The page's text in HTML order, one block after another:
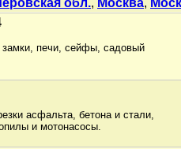
обл., Москва,
замки, печи, сейфы, садовый
асфальта, бетона и стали,
и мотонасосы.